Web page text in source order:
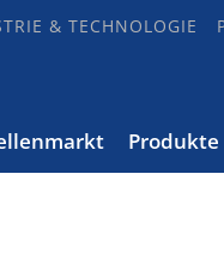
& TECHNOLOGIE
Produkte